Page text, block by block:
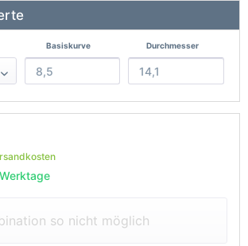
Basiskurve Durchmesser
so nicht möglich